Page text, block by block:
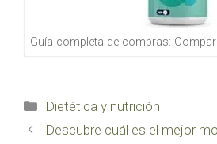
Guía completa de compras:
Categorías
Dietética y nutrición
Descubre cuál es el mejor